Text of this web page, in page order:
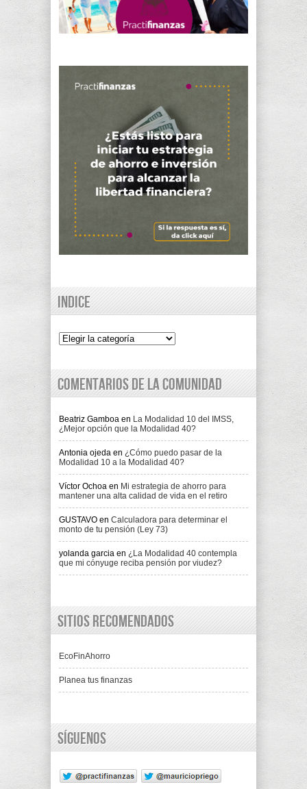
Indice
Indice
Comentarios de la comunidad
Beatriz Gamboa en La Modalidad 10 del IMSS,
¿Mejor opción que la Modalidad 40?
Antonia ojeda en ¿Cómo puedo pasar de la
Modalidad 10 a la Modalidad 40?
Víctor Ochoa en Mi estrategia de ahorro para
mantener una alta calidad de vida en el retiro
GUSTAVO en Calculadora para determinar el
monto de tu pensión (Ley 73)
yolanda garcia en ¿La Modalidad 40 contempla
que mi cónyuge reciba pensión por viudez?
Sitios recomendados
EcoFinAhorro
Planea tus finanzas
Síguenos